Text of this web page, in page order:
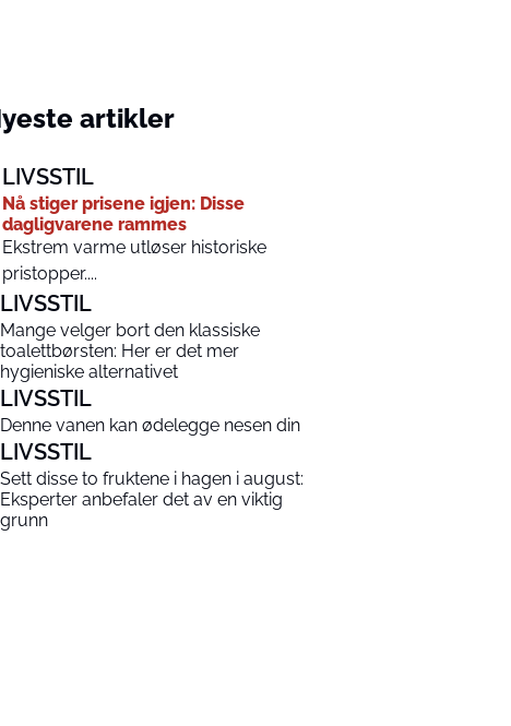
artikler
LIVSSTIL
Nå stiger prisene igjen: Disse
dagligvarene rammes
Ekstrem varme utløser historiske
pristopper....
LIVSSTIL
Mange velger bort den klassiske
toalettbørsten: Her er det mer
hygieniske alternativet
LIVSSTIL
Denne vanen kan ødelegge nesen din
LIVSSTIL
Sett disse to fruktene i hagen i august:
Eksperter anbefaler det av en viktig
grunn